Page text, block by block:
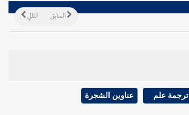
التالي السابق
ترجمة علم عناوين الشجرة